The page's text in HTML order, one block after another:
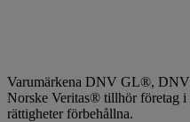
Varumärkena DNV GL®,
Norske Veritas® tillhör företag
rättigheter förbehållna.